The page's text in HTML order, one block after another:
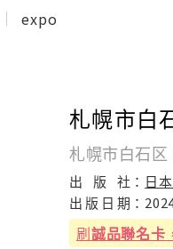
expo
札幌市白
札幌市白石
出 版 社： 日
出 版 日 期：
刷誠品聯名卡